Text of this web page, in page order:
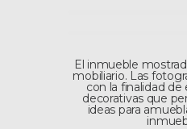
El inmueble
mobiliario. Las
con la finalidad de
decorativas que
ideas para